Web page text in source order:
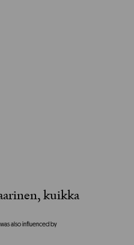
kuikka
also influenced by